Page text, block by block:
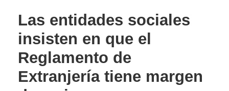
Las entidades sociales
insisten en que el
Reglamento de
Extranjería tiene margen